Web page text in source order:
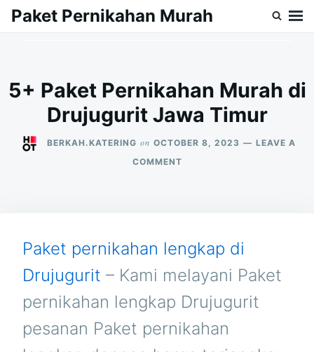
SkipSearch
Paket Pernikahan Murah
5+ Paket Pernikahan Murah di
Drujugurit Jawa Timur
BERKAH.KATERING on OCTOBER 8, 2023
LEAVE A
COMMENTON
DRUJUGURIT
JAWA
TIMUR
Paket pernikahan lengkap di
Drujugurit – Kami melayani Paket
pernikahan lengkap Drujugurit
pesanan Paket pernikahan